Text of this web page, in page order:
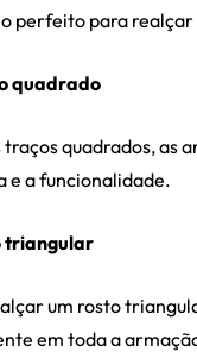
perfeito para realçar
quadrado
traços quadrados, as
e a funcionalidade.
triangular
um rosto
em toda a